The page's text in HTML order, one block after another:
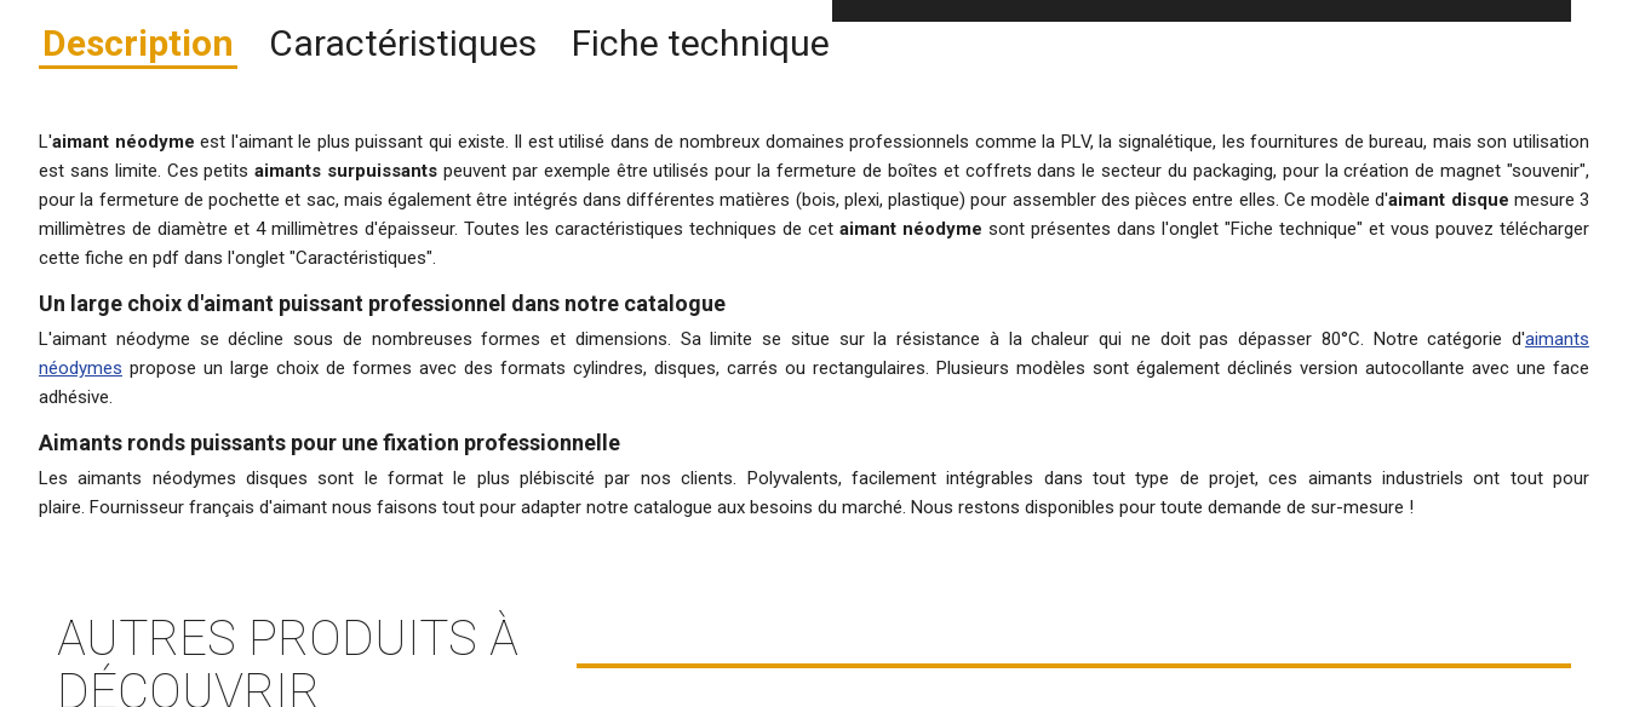
Description Caractéristiques Fiche technique
L'aimant néodyme est l'aimant le plus puissant qui existe. Il est utilisé dans de nombreux domaines professionnels comme la PLV, la signalétique, les fournitures de bureau, mais son utilisation
est sans limite. Ces petitsaimants surpuissants peuvent par exemple être utilisés pour la fermeture de boîtes et coffrets dans le secteur du packaging, pour la création de magnet "souvenir",
pour la fermeture de pochette et sac, mais également être intégrés dans différentes matières (bois, plexi, plastique) pour assembler des pièces entre elles. Ce modèle d'aimant disque mesure 3
millimètres de diamètre et 4 millimètres d'épaisseur. Toutes les caractéristiques techniques de cet aimant néodyme sont présentes dans l'onglet "Fiche technique" et vous pouvez télécharger
cette fiche en pdf dans l'onglet "Caractéristiques".
Un large choix d'aimant puissant professionnel dans notre catalogue
L'aimant néodyme se décline sous de nombreuses formes et dimensions. Sa limite se situe sur la résistance à la chaleur qui ne doit pas dépasser 80°C. Notre catégorie d'aimants
néodymes propose un large choix de formes avec des formats cylindres, disques, carrés ou rectangulaires. Plusieurs modèles sont également déclinés version autocollante avec une face
adhésive.
Aimants ronds puissants pour une fixation professionnelle
Les aimants néodymes disques sont le format le plus plébiscité par nos clients. Polyvalents, facilement intégrables dans tout type de projet, ces aimants industriels ont tout pour
plaire. Fournisseur français d'aimant nous faisons tout pour adapter notre catalogue aux besoins du marché. Nous restons disponibles pour toute demande de sur-mesure !
AUTRES PRODUITS À
DÉCOUVRIR